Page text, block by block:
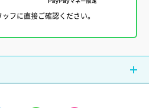
フに直接ご確認ください。